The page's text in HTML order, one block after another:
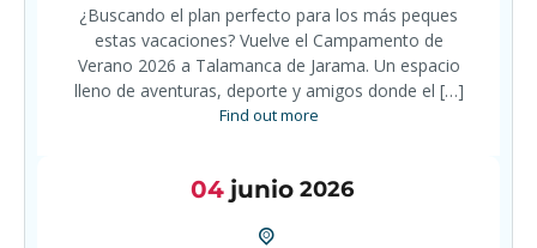
¿Buscando el plan perfecto para los más peques
estas vacaciones? Vuelve el Campamento de
Verano 2026 a Talamanca de Jarama. Un espacio
lleno de aventuras, deporte y amigos donde el […]
Find out more
04 junio 2026